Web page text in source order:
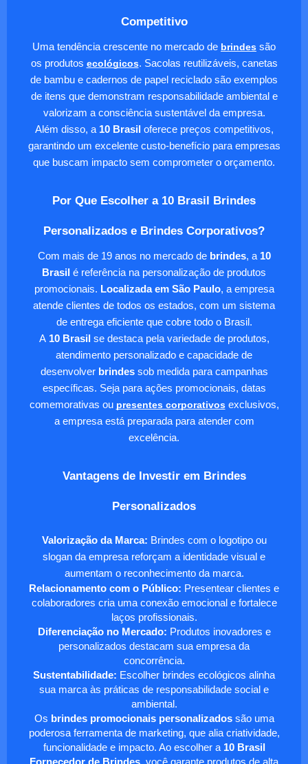
Competitivo
Uma tendência crescente no mercado de brindes são
os produtos ecológicos. Sacolas reutilizáveis, canetas
de bambu e cadernos de papel reciclado são exemplos
de itens que demonstram responsabilidade ambiental e
valorizam a consciência sustentável da empresa.
Além disso, a 10 Brasiloferece preços competitivos,
garantindo um excelente custo-benefício para empresas
que buscam impacto sem comprometer o orçamento.
Por Que Escolher a 10 Brasil Brindes
Personalizados e Brindes Corporativos?
Com mais de 19 anos no mercado de brindes, a 10
Brasil é referência na personalização de produtos
promocionais. Localizada em São Paulo, a empresa
atende clientes de todos os estados, com um sistema
de entrega eficiente que cobre todo o Brasil.
A10 Brasilse destaca pela variedade de produtos,
atendimento personalizado e capacidade de
desenvolver brindessob medida para campanhas
específicas. Seja para ações promocionais, datas
comemorativas ou presentes corporativosexclusivos,
a empresa está preparada para atender com
excelência.
Vantagens de Investir em Brindes
Personalizados
Valorização da Marca: Brindes com o logotipo ou
slogan da empresa reforçam a identidade visual e
aumentam o reconhecimento da marca.
Relacionamento com o Público: Presentear clientes e
colaboradores cria uma conexão emocional e fortalece
laços profissionais.
Diferenciação no Mercado: Produtos inovadores e
personalizados destacam sua empresa da
concorrência.
Sustentabilidade: Escolher brindes ecológicos alinha
sua marca às práticas de responsabilidade social e
ambiental.
Os brindes promocionais personalizadossão uma
poderosa ferramenta de marketing, que alia criatividade,
funcionalidade e impacto. Ao escolher a 10 Brasil